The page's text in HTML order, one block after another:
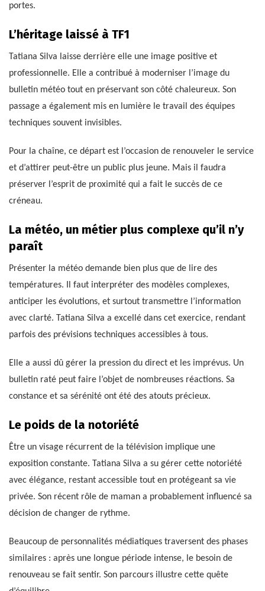
portes.
L’héritage laissé à TF1
Tatiana Silva laisse derrière elle une image positive et
professionnelle. Elle a contribué à moderniser l’image du
bulletin météo tout en préservant son côté chaleureux. Son
passage a également mis en lumière le travail des équipes
techniques souvent invisibles.
Pour la chaîne, ce départ est l’occasion de renouveler le service
et d’attirer peut-être un public plus jeune. Mais il faudra
préserver l’esprit de proximité qui a fait le succès de ce
créneau.
La météo, un métier plus complexe qu’il n’y
paraît
Présenter la météo demande bien plus que de lire des
températures. Il faut interpréter des modèles complexes,
anticiper les évolutions, et surtout transmettre l’information
avec clarté. Tatiana Silva a excellé dans cet exercice, rendant
parfois des prévisions techniques accessibles à tous.
Elle a aussi dû gérer la pression du direct et les imprévus. Un
bulletin raté peut faire l’objet de nombreuses réactions. Sa
constance et sa sérénité ont été des atouts précieux.
Le poids de la notoriété
Être un visage récurrent de la télévision implique une
exposition constante. Tatiana Silva a su gérer cette notoriété
avec élégance, restant accessible tout en protégeant sa vie
privée. Son récent rôle de maman a probablement influencé sa
décision de changer de rythme.
Beaucoup de personnalités médiatiques traversent des phases
similaires : après une longue période intense, le besoin de
renouveau se fait sentir. Son parcours illustre cette quête